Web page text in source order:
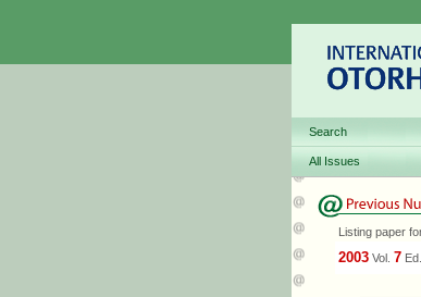
Search
All Issues
Listing paper
2003 Vol. 7 Ed.